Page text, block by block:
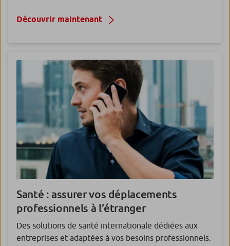
Découvrir maintenant
Santé : assurer vos déplacements
professionnels à l’étranger
Des solutions de santé internationale dédiées aux
entreprises et adaptées à vos besoins professionnels.